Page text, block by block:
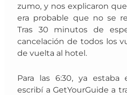
zumo, y nos explicaron
era probable que no se
Tras 30 minutos de
cancelación de todos los
de vuelta al hotel.
Para las 6:30, ya
escribí a GetYourGuide a